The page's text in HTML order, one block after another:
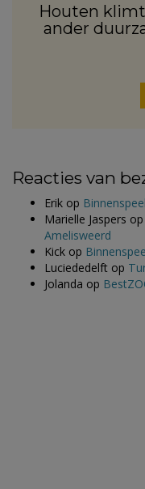
Houten
ander
Reacties van
Erik op
Marielle Jaspers op
Amelisweerd
Kick op
Luciededelft op
Jolanda op